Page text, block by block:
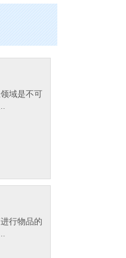
域是不可
行物品的